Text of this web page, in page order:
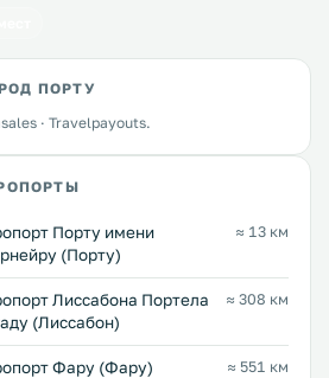
ПОРТУ
· Travelpayouts.
Порту имени
(Порту)
≈ 13 км
Лиссабона Портела
(Лиссабон)
≈ 308 км
Фару (Фару) ≈ 551 км